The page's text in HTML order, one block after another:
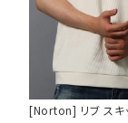
カラー
[Norton] リブ スキ